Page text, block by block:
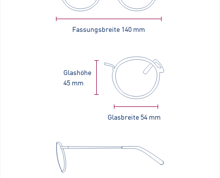
Fassungsbreite 140 mm
Glasbreite 54 mm
Glashöhe
45 mm